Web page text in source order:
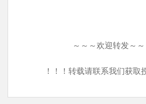
～～～欢迎转发～～
！！！转载请联系我们获取